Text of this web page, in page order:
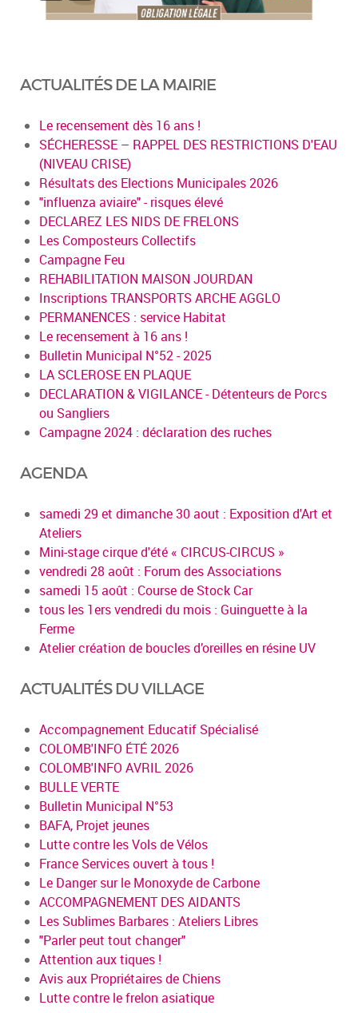
ACTUALITÉS DE LA MAIRIE
Le recensement dès 16 ans !
SÉCHERESSE – RAPPEL DES RESTRICTIONS D'EAU
(NIVEAU CRISE)
Résultats des Elections Municipales 2026
"influenza aviaire" - risques élevé
DECLAREZ LES NIDS DE FRELONS
Les Composteurs Collectifs
Campagne Feu
REHABILITATION MAISON JOURDAN
Inscriptions TRANSPORTS ARCHE AGGLO
PERMANENCES : service Habitat
Le recensement à 16 ans !
Bulletin Municipal N°52 - 2025
LA SCLEROSE EN PLAQUE
DECLARATION & VIGILANCE - Détenteurs de Porcs
ou Sangliers
Campagne 2024 : déclaration des ruches
AGENDA
samedi 29 et dimanche 30 aout : Exposition d'Art et
Ateliers
Mini-stage cirque d'été « CIRCUS-CIRCUS »
vendredi 28 août : Forum des Associations
samedi 15 août : Course de Stock Car
tous les 1ers vendredi du mois : Guinguette à la
Ferme
Atelier création de boucles d’oreilles en résine UV
ACTUALITÉS DU VILLAGE
Accompagnement Educatif Spécialisé
COLOMB'INFO ÉTÉ 2026
COLOMB'INFO AVRIL 2026
BULLE VERTE
Bulletin Municipal N°53
BAFA, Projet jeunes
Lutte contre les Vols de Vélos
France Services ouvert à tous !
Le Danger sur le Monoxyde de Carbone
ACCOMPAGNEMENT DES AIDANTS
Les Sublimes Barbares : Ateliers Libres
"Parler peut tout changer"
Attention aux tiques !
Avis aux Propriétaires de Chiens
Lutte contre le frelon asiatique